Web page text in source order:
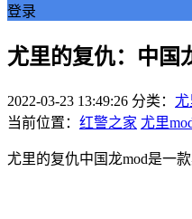
登录
尤里的复仇：中国
2022-03-23 13:49:26 分类： 尤
当前位置： 红警之家 尤里
尤里的复仇中国龙mod是一